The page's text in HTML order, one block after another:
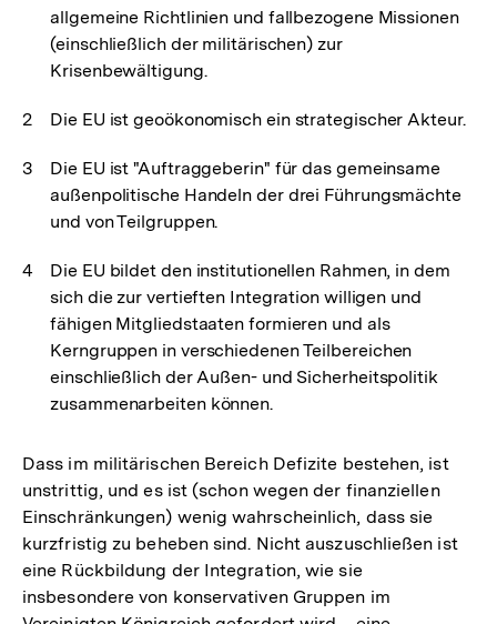
allgemeine Richtlinien und fallbezogene Missionen
(einschließlich der militärischen) zur
Krisenbewältigung.
Die EU ist geoökonomisch ein strategischer Akteur.
Die EU ist "Auftraggeberin" für das gemeinsame
außenpolitische Handeln der drei Führungsmächte
und von Teilgruppen.
Die EU bildet den institutionellen Rahmen, in dem
sich die zur vertieften Integration willigen und
fähigen Mitgliedstaaten formieren und als
Kerngruppen in verschiedenen Teilbereichen
einschließlich der Außen- und Sicherheitspolitik
zusammenarbeiten können.
Dass im militärischen Bereich Defizite bestehen, ist
unstrittig, und es ist (schon wegen der finanziellen
Einschränkungen) wenig wahrscheinlich, dass sie
kurzfristig zu beheben sind. Nicht auszuschließen ist
eine Rückbildung der Integration, wie sie
insbesondere von konservativen Gruppen im